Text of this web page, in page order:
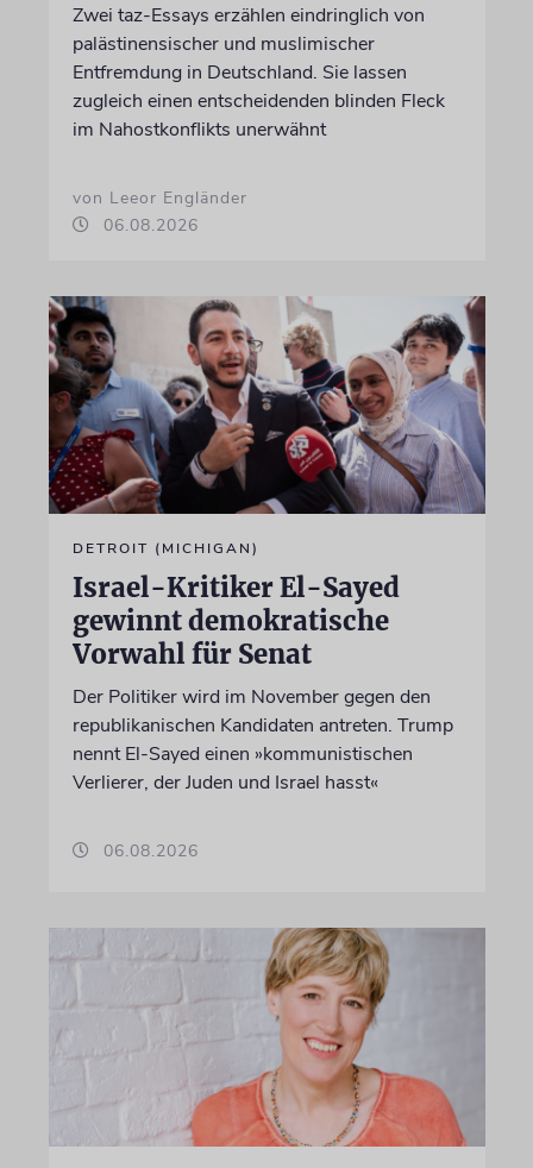
Zwei taz-Essays erzählen eindringlich von
palästinensischer und muslimischer
Entfremdung in Deutschland. Sie lassen
zugleich einen entscheidenden blinden Fleck
im Nahostkonflikts unerwähnt
von Leeor Engländer
06.08.2026
DETROIT (MICHIGAN)
Israel-Kritiker El-Sayed
gewinnt demokratische
Vorwahl für Senat
Der Politiker wird im November gegen den
republikanischen Kandidaten antreten. Trump
nennt El-Sayed einen »kommunistischen
Verlierer, der Juden und Israel hasst«
06.08.2026